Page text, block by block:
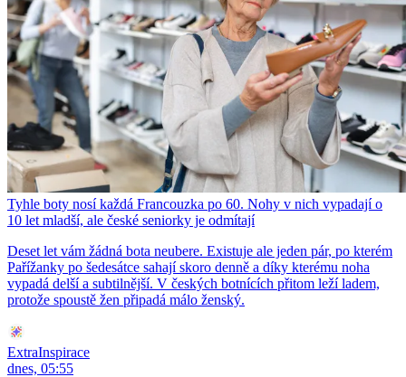
Tyhle boty nosí každá Francouzka po 60. Nohy v nich vypadají o
10 let mladší, ale české seniorky je odmítají
Deset let vám žádná bota neubere. Existuje ale jeden pár, po kterém
Pařížanky po šedesátce sahají skoro denně a díky kterému noha
vypadá delší a subtilnější. V českých botnících přitom leží ladem,
protože spoustě žen připadá málo ženský.
ExtraInspirace
dnes, 05:55